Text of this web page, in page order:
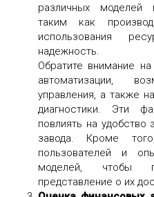
различных моделей
таким как
использования
надежность.
Обратите внимание
автоматизации,
управления, а также
диагностики. Эти
повлиять на удобство
завода. Кроме
пользователей и
моделей, чтобы
представление о их